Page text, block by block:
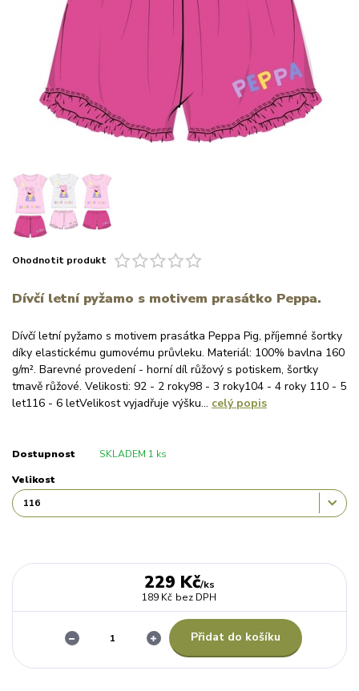
Ohodnotit produkt
Dívčí letní pyžamo s motivem prasátko Peppa.
Dívčí letní pyžamo s motivem prasátka Peppa Pig, příjemné šortky
díky elastickému gumovému průvleku. Materiál: 100% bavlna 160
g/m². Barevné provedení - horní díl růžový s potiskem, šortky
tmavě růžové. Velikosti: 92 - 2 roky98 - 3 roky104 - 4 roky 110 - 5
let116 - 6 letVelikost vyjadřuje výšku... celý popis
Dostupnost SKLADEM 1 ks
Velikost
229 Kč/ks
189 Kč bez DPH
Přidat do košíku